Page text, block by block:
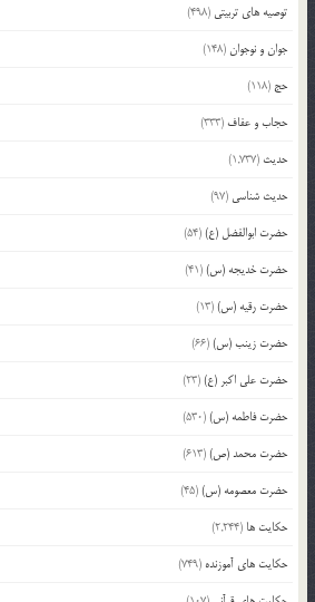
توصیه های تربیتی (498)
جوان و نوجوان(148)
حج (118)
حجاب و عفاف (333)
حدیث (1,737)
حدیث شناسی (97)
حضرت ابوالفضل (ع)(54)
حضرت خدیجه (س)(41)
حضرت رقیه (س)(13)
حضرت زینب (س)(66)
حضرت علی اکبر (ع)(23)
حضرت فاطمه (س)(530)
حضرت محمد (ص)(613)
حضرت معصومه (س)(45)
حکایت ها (2,244)
حکایت های آموزنده (749)